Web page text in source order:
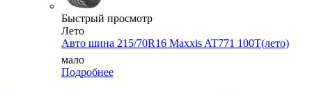
Быстрый просмотр
Лето
Авто шина 215/70R16 Maxxis AT771 100T(лето)
мало
Подробнее